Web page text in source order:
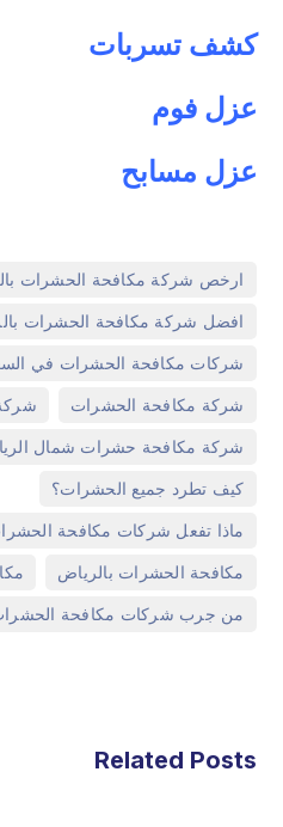
كشف تسربات
عزل فوم
عزل مسابح
ارخص شركة مكافحة الحشرات
افضل شركة مكافحة الحشرات
شركات مكافحة الحشرات في
شركة مكافحة الحشرات
شركة مكافحة حشرات شمال
كيف تطرد جميع الحشرات؟
ماذا تفعل شركات مكافحة
مكافحة الحشرات بالرياض
من جرب شركات مكافحة
Related Posts